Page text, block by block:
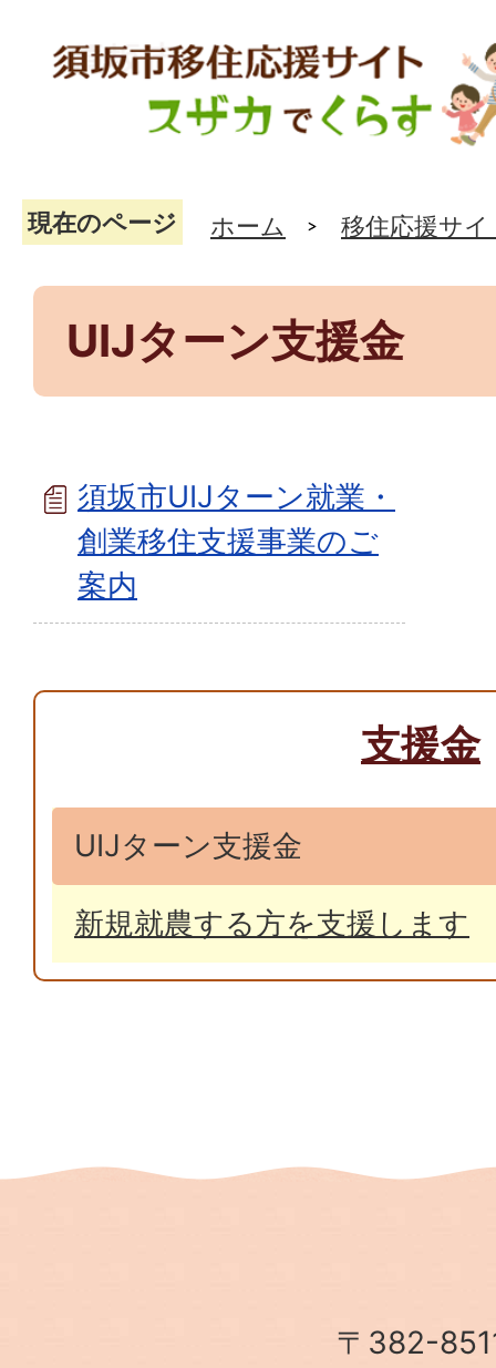
現在のページ ホーム 移住応援サイ
UIJターン支援金
須坂市UIJターン就業・
創業移住支援事業のご
案内
支援金
UIJターン支援金
新規就農する方を支援します
〒382-